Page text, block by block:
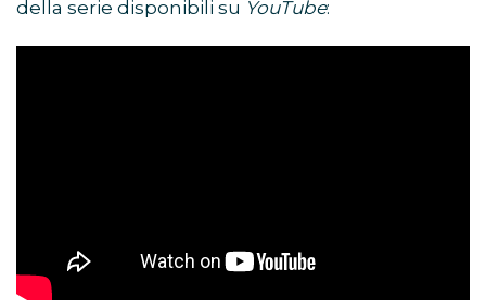
della serie disponibili su YouTube: